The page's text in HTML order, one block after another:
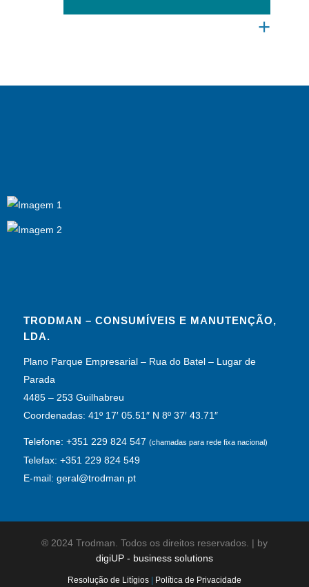
TRODMAN – CONSUMÍVEIS E MANUTENÇÃO,
LDA.
Plano Parque Empresarial – Rua do Batel – Lugar de
Parada
4485 – 253 Guilhabreu
Coordenadas: 41º 17′ 05.51″ N 8º 37′ 43.71″
Telefone: +351 229 824 547(chamadas para rede fixa nacional)
Telefax: +351 229 824 549
E-mail: geral@trodman.pt
® 2024 Trodman. Todos os direitos reservados. | by
digiUP - business solutions
Resolução de Litígios | Política de Privacidade